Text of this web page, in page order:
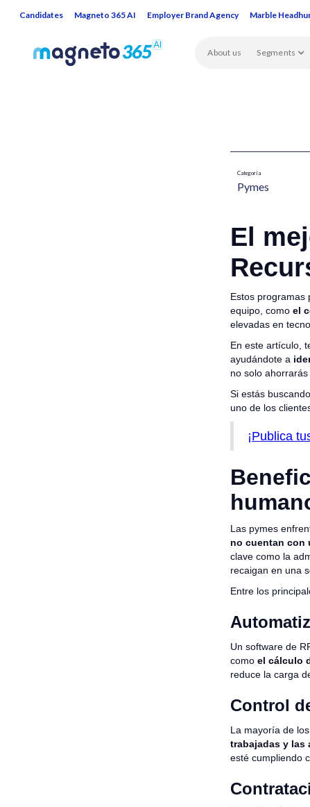
Candidates Magneto 365 AI Employer Brand Agency Marble
About us Segments
Categoría
Pymes​
El
Estos programas
equipo, como el
elevadas en
En este artículo,
ayudándote a
no solo
Si estás
uno de los
¡Publica
Las pymes
no cuentan con
clave como la
recaigan en una
Entre los
Un software de
como el cálculo
reduce la carga
Control
La mayoría de
trabajadas y las
esté cumpliendo